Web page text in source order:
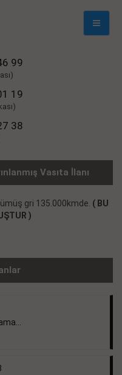
Mobil
99
19
38
Vasıta İlanı
gri 135.000kmde. ( BU
)